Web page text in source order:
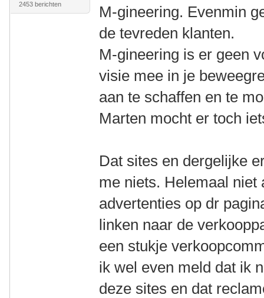
2453 berichten
M-gineering. Evenmin
de tevreden klanten.
M-gineering is er geen
visie mee in je
aan te schaffen en te
Marten mocht er toch
Dat sites en dergelijke
me niets. Helemaal niet
advertenties op dr
linken naar de
een stukje
ik wel even meld dat ik
deze sites en dat